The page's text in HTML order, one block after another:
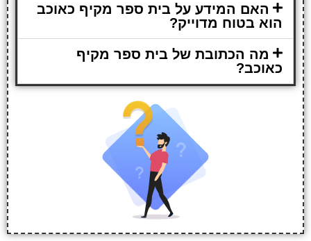
האם המידע על בית ספר מקיף כאוכב
הוא בטוח מדוייק?
מה הכתובת של בית ספר מקיף
כאוכב?